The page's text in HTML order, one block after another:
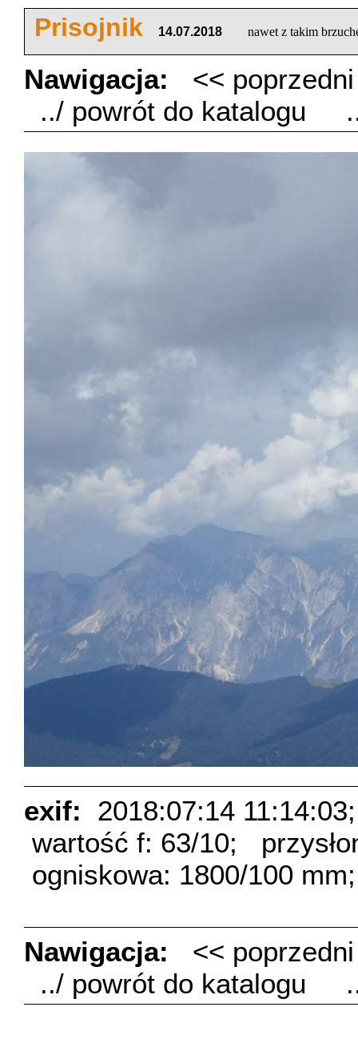
Prisojnik 14.07.2018 nawet z takim
Nawigacja:
<<
../ powrót do katalogu
exif:
2018:07:14 11:14:03;
wartość f: 63/10;
ogniskowa: 1800/100 mm;
Nawigacja:
<<
../ powrót do katalogu